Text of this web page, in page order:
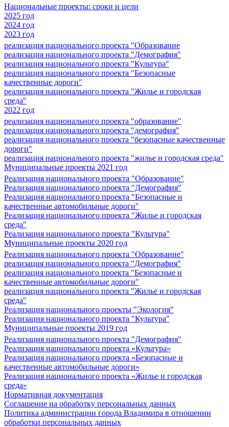
Национальные проекты: сроки и цели
2025 год
2024 год
2023 год
реализация национального проекта "Образование
реализация национального проекта "Демография"
реализация национального проекта "Культура"
реализация национального проекта "Безопасные
качественные дороги"
реализация национального проекта "Жилье и городская
среда"
2022 год
реализация национального проекта "образование"
реализация национального проекта "демография"
реализация национального проекта "безопасные качественные
дороги"
реализация национального проекта "жилье и городская среда"
Муниципальные проекты 2021 год
Реализация национального проекта "Образование"
Реализация национального проекта "Демография"
Реализация национального проекта "Безопасные и
качественные автомобильные дороги"
Реализация национального проекта "Жилье и городская
среда"
Реализация национального проекта "Культура"
Муниципальные проекты 2020 год
Реализация национального проекта "Образование"
реализация национального проекта "Демография"
реализация национального проекта "Безопасные и
качественные автомобильные дороги"
реализация национального проекта "Жилье и городская
среда"
Реализация национального проекты "Экология"
Реализация национального проекта "Культура"
Муниципальные проекты 2019 год
Реализация национального проекта "Демография"
Реализация национального проекта «Культура»
Реализация национального проекта «Безопасные и
качественные автомобильные дороги»
Реализация национального проекта «Жилье и городская
среда»
Нормативная документация
Соглашение на обработку персональных данных
Политика администрации города Владимира в отношении
обработки персональных данных